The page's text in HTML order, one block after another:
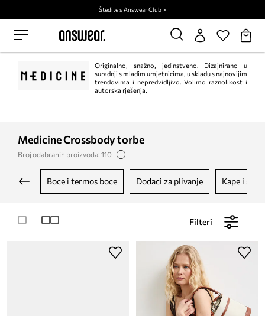
Štedite s Answear Club >
Originalno, snažno, jedinstveno. Dizajnirano u
suradnji s mladim umjetnicima, u skladu s najnovijim
trendovima i nepredvidljivo. Volimo raznolikost i
autorska rješenja.
Medicine Crossbody torbe
Broj odabranih proizvoda: 110
boce i termos boce dodaci za plivanje kape i šeširi
Filteri